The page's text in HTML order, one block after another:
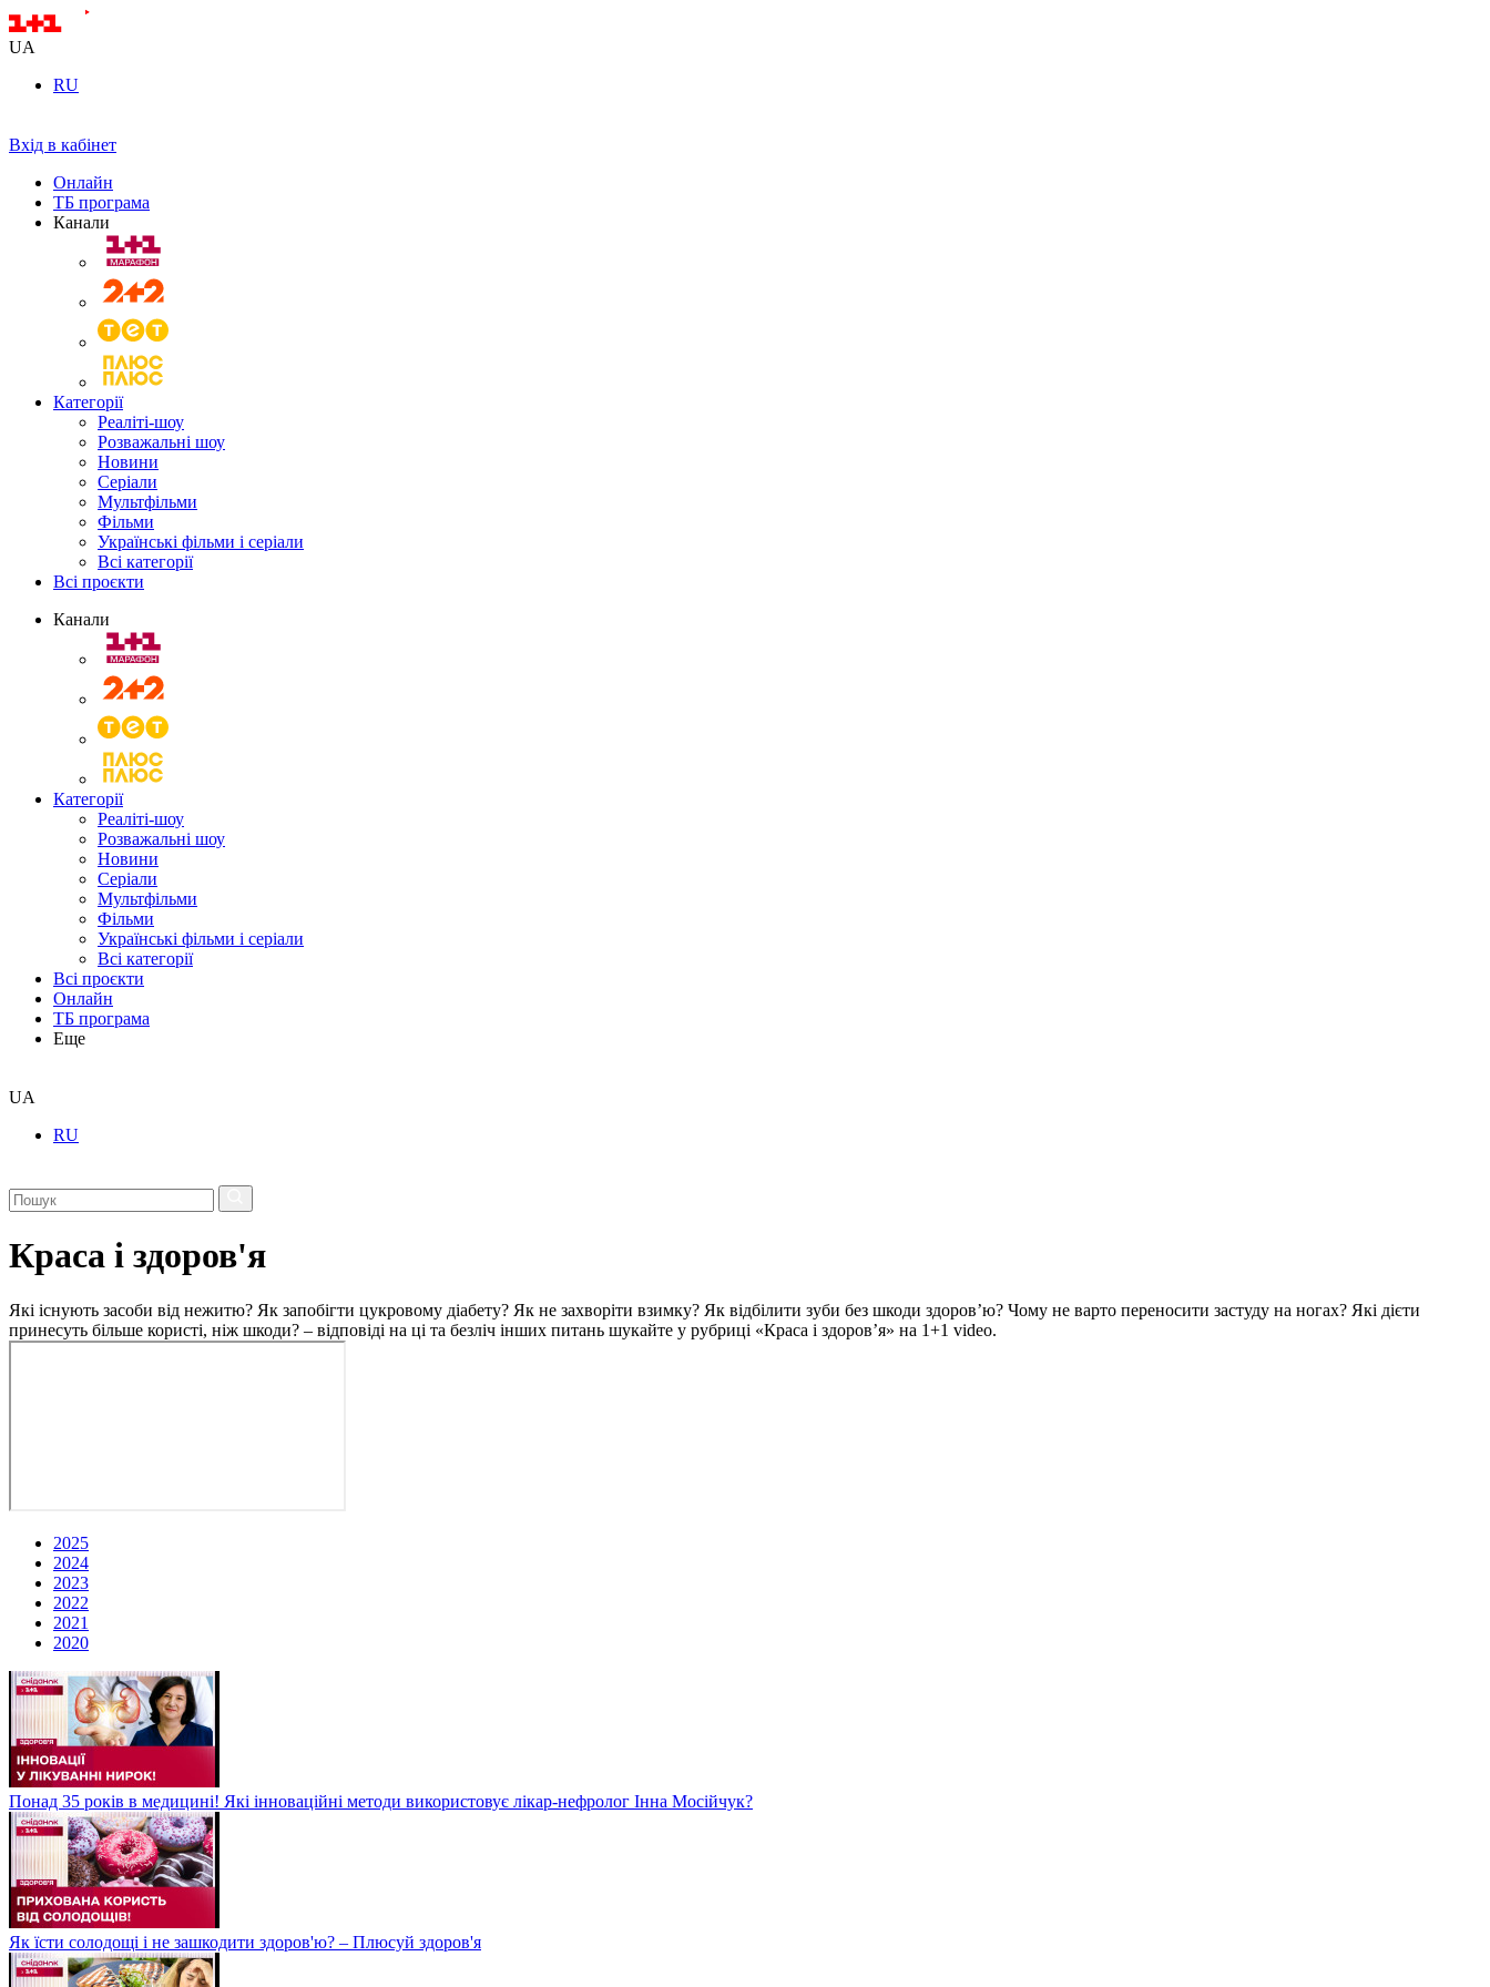
UA
RU
Вхід в кабінет
Онлайн
ТБ програма
Канали
Категорії
Реаліті-шоу
Розважальні шоу
Новини
Серіали
Мультфільми
Фільми
Українські фільми і серіали
Всі категорії
Всі проєкти
Канали
Категорії
Реаліті-шоу
Розважальні шоу
Новини
Серіали
Мультфільми
Фільми
Українські фільми і серіали
Всі категорії
Всі проєкти
Онлайн
ТБ програма
Еще
UA
RU
Краса і здоров'я
Які існують засоби від нежитю? Як запобігти цукровому діабету? Як не захворіти взимку? Як відбілити зуби без шкоди здоров’ю? Чому не варто переносити застуду на ногах? Які дієти
принесуть більше користі, ніж шкоди? – відповіді на ці та безліч інших питань шукайте у рубриці «Краса і здоров’я» на 1+1 video.
2025
2024
2023
2022
2021
2020
Понад 35 років в медицині! Які інноваційні методи використовує лікар-нефролог Інна Мосійчук?
Як їсти солодощі і не зашкодити здоров'ю? – Плюсуй здоров'я